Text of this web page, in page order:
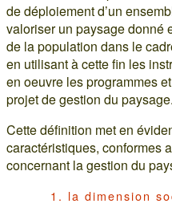
de déploiement d’un
valoriser un paysage donné
de la population dans le
en utilisant à cette fin les
en oeuvre les programmes
projet de gestion du paysage.
Cette définition met en
caractéristiques, conformes
concernant la gestion du
1. la dimension